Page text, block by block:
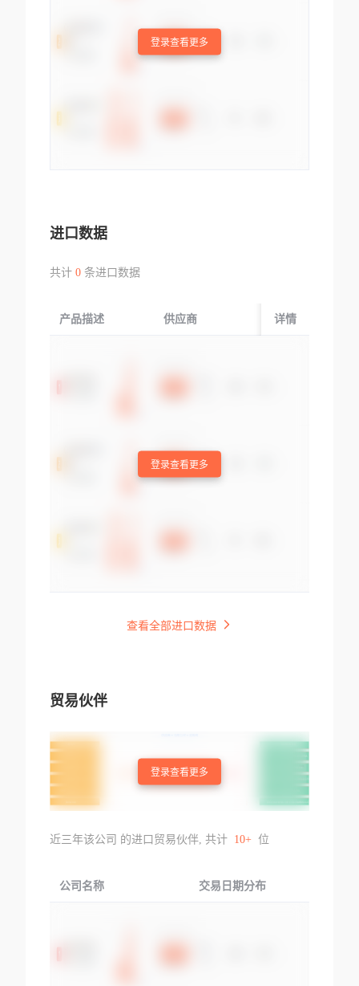
登录查看更多
进口数据
共计 0条进口数据
产品描述 供应商 起运国/地区
详情
登录查看更多
查看全部进口数据
贸易伙伴
登录查看更多
近三年该公司 的进口贸易伙伴, 共计 10+ 位
公司名称 交易日期分布